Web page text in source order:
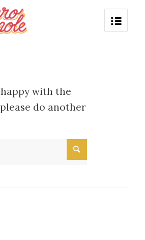
with the
do another